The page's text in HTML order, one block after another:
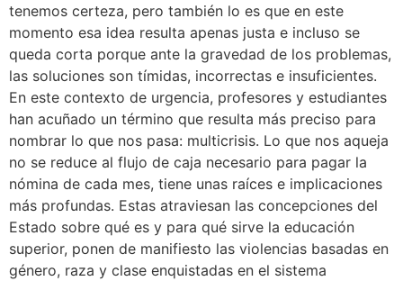
tenemos certeza, pero también lo es que en este
momento esa idea resulta apenas justa e incluso se
queda corta porque ante la gravedad de los problemas,
las soluciones son tímidas, incorrectas e insuficientes.
En este contexto de urgencia, profesores y estudiantes
han acuñado un término que resulta más preciso para
nombrar lo que nos pasa: multicrisis. Lo que nos aqueja
no se reduce al flujo de caja necesario para pagar la
nómina de cada mes, tiene unas raíces e implicaciones
más profundas. Estas atraviesan las concepciones del
Estado sobre qué es y para qué sirve la educación
superior, ponen de manifiesto las violencias basadas en
género, raza y clase enquistadas en el sistema